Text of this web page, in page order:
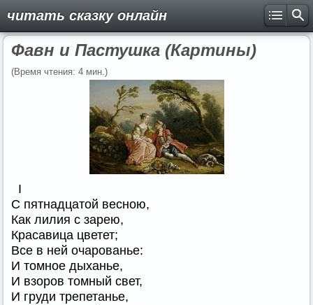
читать сказку онлайн
Фавн и Пастушка (Картины)
(Время чтения: 4 мин.)
I
С пятнадцатой весною,
Как лилия с зарею,
Красавица цветет;
Все в ней очарованье:
И томное дыханье,
И взоров томный свет,
И груди трепетанье,